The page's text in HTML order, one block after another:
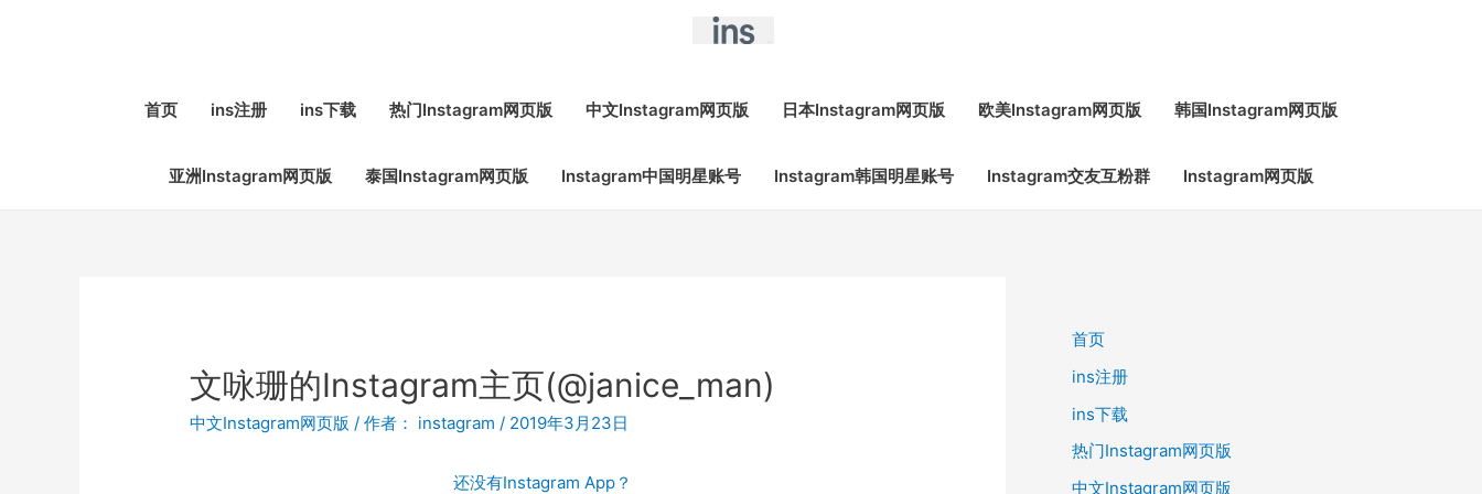
首页 ins注册 ins下载 热门Instagram网页版 中文Instagram网页版 日本Instagram网页版 欧美Instagram网页版 韩国Instagram网页版
亚洲Instagram网页版 泰国Instagram网页版 Instagram中国明星账号 Instagram韩国明星账号 Instagram交友互粉群 Instagram网页版
文咏珊的Instagram主页(@janice_man)
中文Instagram网页版 / 作者： instagram / 2019年3月23日
还没有Instagram App？
首页
ins注册
ins下载
热门Instagram网页版
中文Instagram网页版